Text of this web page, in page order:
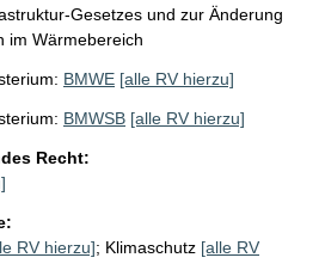
Gesetzes und zur Änderung
im Wärmebereich
BMWE [alle RV hierzu]
BMWSB [alle RV hierzu]
Recht:
RV hierzu]; Klimaschutz [alle RV